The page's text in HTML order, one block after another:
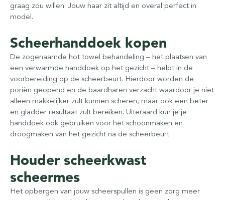
graag zou willen. Jouw haar zit altijd en overal perfect in
model.
Scheerhanddoek kopen
De zogenaamde hot towel behandeling – het plaatsen van
een verwarmde handdoek op het gezicht – helpt in de
voorbereiding op de scheerbeurt. Hierdoor worden de
poriën geopend en de baardharen verzacht waardoor je niet
alleen makkelijker zult kunnen scheren, maar ook een beter
en gladder resultaat zult bereiken. Uiteraard kun je je
handdoek ook gebruiken voor het schoonmaken en
droogmaken van het gezicht na de scheerbeurt.
Houder scheerkwast
scheermes
Het opbergen van jouw scheerspullen is geen zorg meer